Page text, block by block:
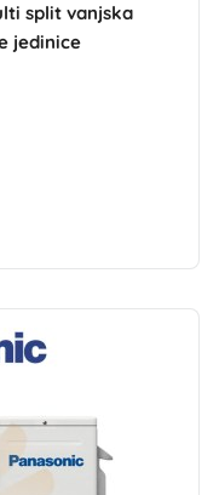
split vanjska
jedinice